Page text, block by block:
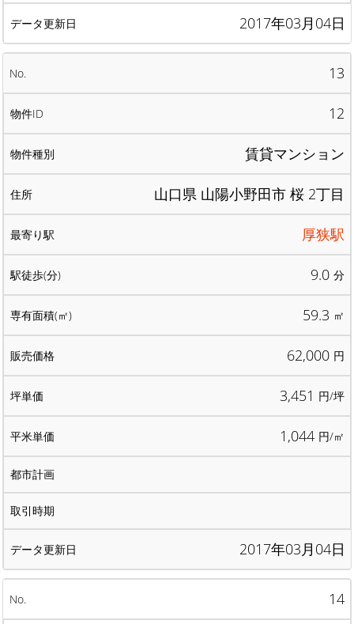
2017年03月04日
13
12
賃貸マンション
山口県 山陽小野田市 桜 2丁目
厚狭駅
9.0 分
59.3 ㎡
62,000 円
3,451 円/坪
1,044 円/㎡
2017年03月04日
14